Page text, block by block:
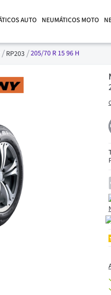
AUTO NEUMÁTICOS MOTO
RP203 205/70 R 15 96 H